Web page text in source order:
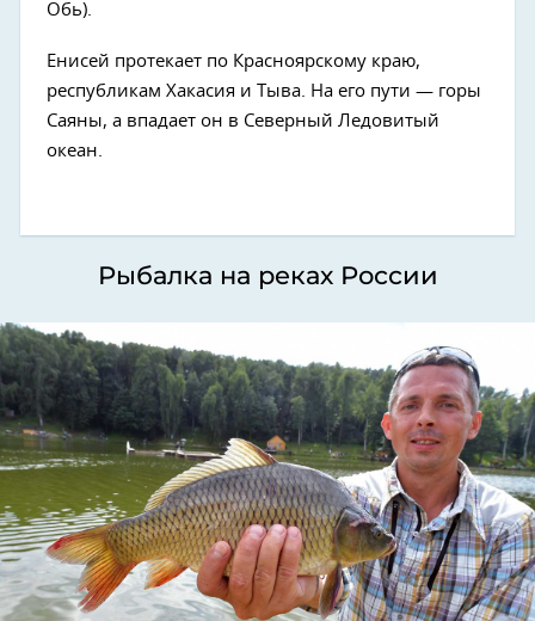
Обь).
Енисей протекает по Красноярскому краю,
республикам Хакасия и Тыва. На его пути — горы
Саяны, а впадает он в Северный Ледовитый
океан.
Рыбалка на реках России